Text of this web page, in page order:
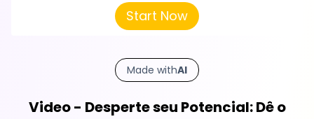
Start Now
Made withAI
Video - Desperte seu Potencial: Dê o